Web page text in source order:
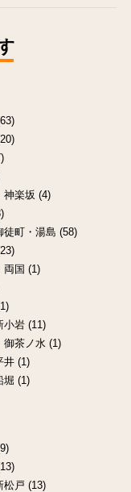
神楽坂 (4)
徒町・湯島 (58)
両国 (1)
小岩 (11)
御茶ノ水 (1)
井 (1)
堀 (1)
松戸 (13)